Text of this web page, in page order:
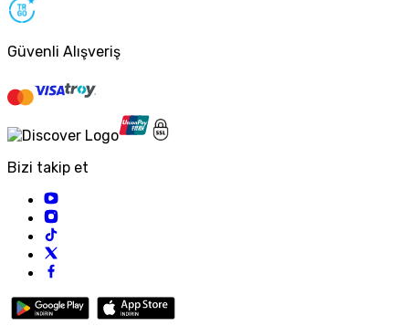
Güvenli Alışveriş
Bizi takip et